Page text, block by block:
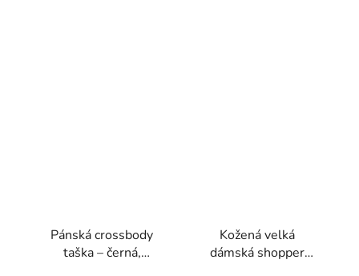
Pánská crossbody
taška – černá,
Kožená velká
dámská shopper